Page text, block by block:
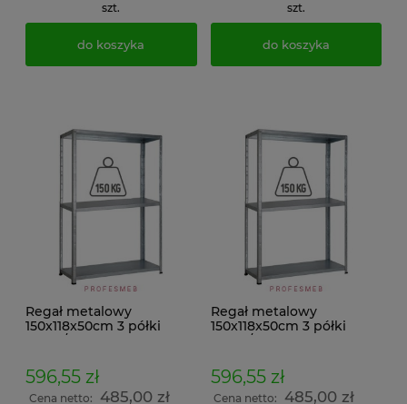
szt.
do koszyka
szt.
do koszyka
Regał metalowy
150x118x50cm 3 półki
150kg/p malowany
dokumenty w archiwum i
do magazynu
596,55 zł
Cena netto: 485,00 zł
Regał metalowy
150x118x50cm 3 półki
150kg/p ocynkowany
dokumenty w archiwum i
do magazynu
596,55 zł
Cena netto: 485,00 zł